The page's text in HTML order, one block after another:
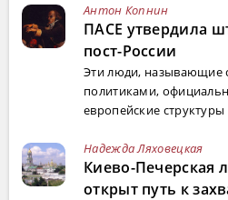
Антон Копнин
ПАСЕ утвердила
пост-России
Эти люди, называющие
политиками,
европейские
Надежда Ляховецкая
Киево-Печерская
открыт путь к